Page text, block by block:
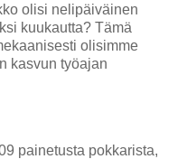
olisi nelipäiväinen
kuukautta? Tämä
olisimme
kasvun työajan
painetusta pokkarista,